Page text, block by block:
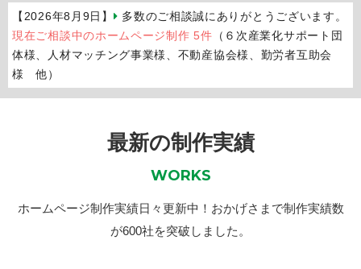
【2026年8月9日】
多数のご相談誠にありがとうございます。
現在ご相談中のホームページ制作 5件 （６次産業化サポート団
体様、人材マッチング事業様、不動産協会様、勤労者互助会
様 他）
最新の制作実績
WORKS
ホームページ制作実績日々更新中！おかげさまで制作実績数
が600社を突破しました。